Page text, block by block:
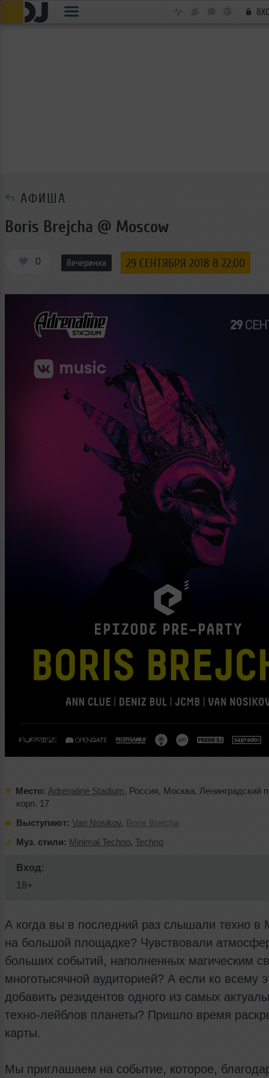
АФИША
Boris Brejcha @ Moscow
0 Вечеринка 29 СЕНТЯБРЯ 2018 В 22:00
Место: Adrenaline Stadium, Россия, Москва, Ленинградский
корп. 17
Выступают: Van Nosikov, Boris Brejcha
Муз. стили: Minimal Techno, Techno
Вход:
18+
А когда вы в последний раз слышали техно в
на большой площадке? Чувствовали
больших событий, наполненных магическим
многотысячной аудиторией? А если ко всему
добавить резидентов одного из самых
техно-лейблов планеты? Пришло время
карты.
Мы приглашаем на событие, которое,